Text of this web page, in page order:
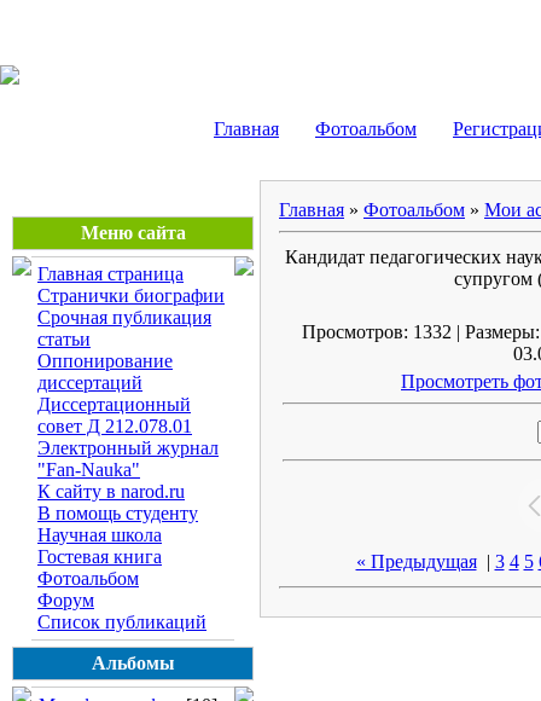
Главная Фотоальбом
Меню сайта
Главная страница
Странички биографии
Срочная публикация
статьи
Оппонирование
диссертаций
Диссертационный
совет Д 212.078.01
Электронный журнал
"Fan-Nauka"
К сайту в narod.ru
В помощь студенту
Научная школа
Гостевая книга
Фотоальбом
Форум
Список публикаций
Альбомы
Главная » Фотоальбом » Мои
Кандидат педагогических
супругом
Просмотров: 1332 |
Просмотреть
« Предыдущая| 3 4 5